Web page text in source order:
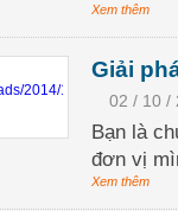
Xem thêm
Giải
02 / 10 /
Bạn là
đơn vị
Xem thêm